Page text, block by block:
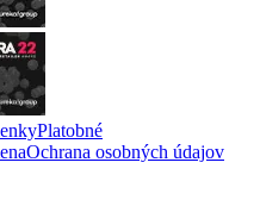
Platobné
Ochrana osobných údajov